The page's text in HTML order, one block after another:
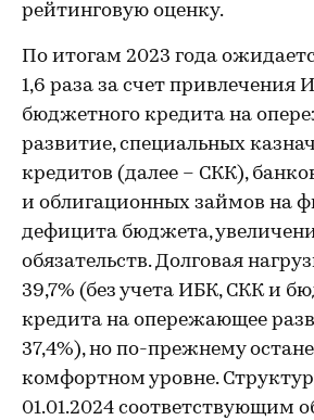
рейтинговую оценку.
По итогам 2023 года
1,6 раза за счет привлечения
бюджетного кредита на
развитие, специальных
кредитов (далее – СКК),
и облигационных займов на
дефицита бюджета,
обязательств. Долговая
39,7% (без учета ИБК, СКК и
кредита на опережающее
37,4%), но по-прежнему
комфортном уровне.
01.01.2024 соответствующим